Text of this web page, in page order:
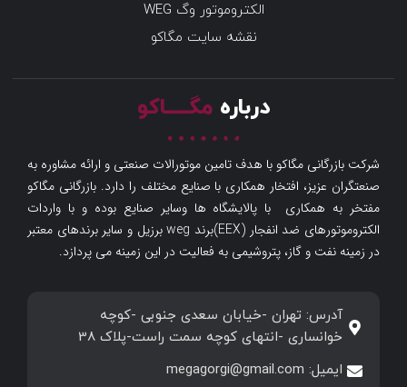
الکتروموتور وگ WEG
نقشه سایت مگاکو
درباره مگـــــاکو
شرکت بازرگانی مگاکو با هدف تامین موتورالات صنعتی و ارائه مشاوره به
صنعتگران عزیز، افتخار همکاری با صنایع مختلف را دارد. بازرگانی مگاکو
مفتخر به همکاری با پالایشگاه ها وسایر صنایع بوده و با واردات
الکتروموتورهای ضد انفجار (EEX)برند weg برزیل و سایر برندهای معتبر
در زمینه نفت و گاز، پتروشیمی به فعالیت در این زمینه می پردازد.
آدرس: تهران -خیابان سعدی جنوبی -کوچه
خوانساری -انتهای کوچه سمت راست-پلاک 38
ایمیل: megagorgi@gmail.com